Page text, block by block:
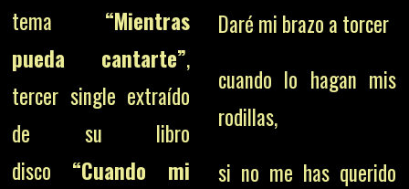
tema “Mientras
pueda cantarte”,
tercer single extraído
de su libro
disco “Cuando mi
Daré mi brazo a torcer
cuando lo hagan mis
rodillas,
si no me has querido